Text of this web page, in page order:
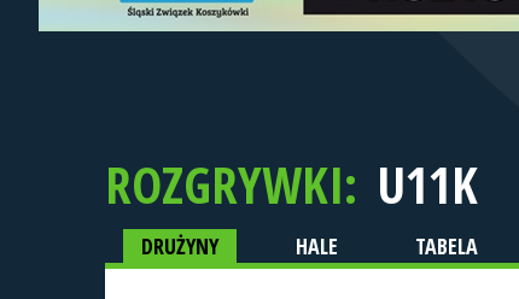
ROZGRYWKI: U11K
DRUŻYNY HALE TABELA